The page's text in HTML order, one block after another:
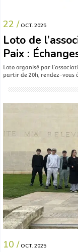
22 / OCT. 2025
Loto de
Paix :
Loto organisé par
partir de 20h, rendez-vous
10 / OCT. 2025